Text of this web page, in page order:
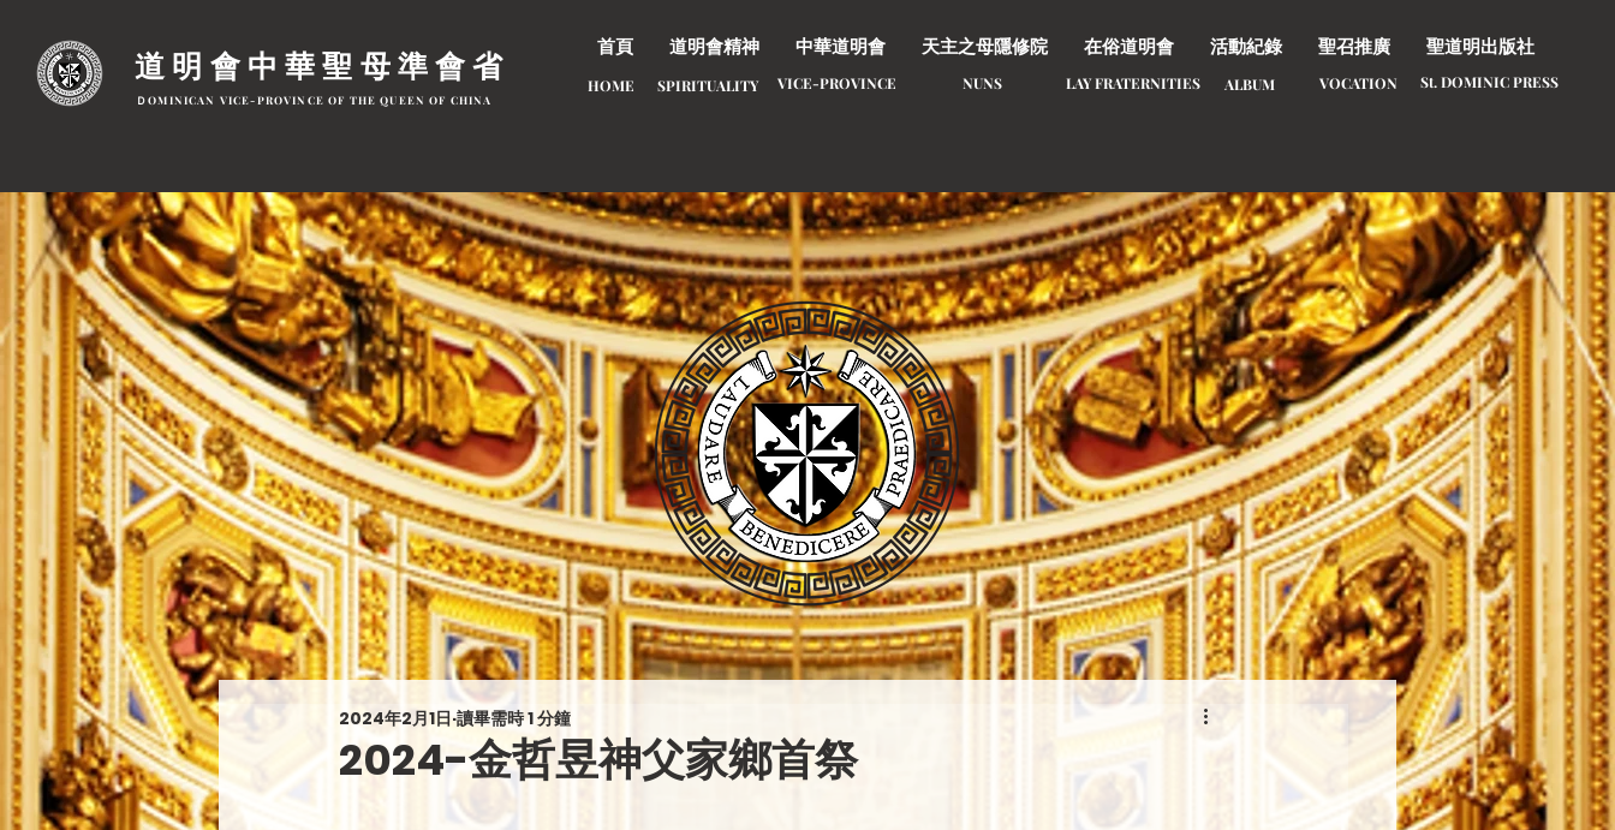
道明會中華聖母準會省
ＤOMINICAN VICE-PROVINCE OF THE QUEEN OF CHINA
首頁 道明會精神 中華道明會 天主之母隱修院 在俗道明會 活動紀錄 聖召推廣 聖道明出版社
HOME SPIRITUALITY VICE-PROVINCE NUNS ​LAY FRATERNITIES ALBUM ​VOCATION St. DOMINIC PRESS
2024-金哲昱神父家鄉首祭
2024年2月1日 讀畢需時 1 分鐘